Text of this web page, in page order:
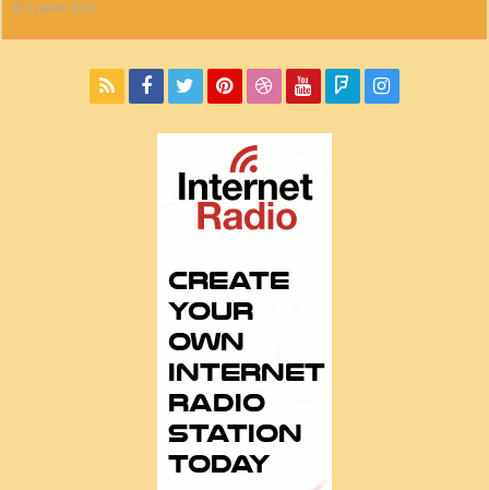
6 juillet 2026